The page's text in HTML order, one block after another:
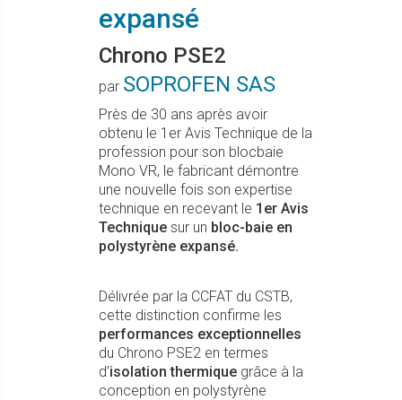
expansé
Chrono PSE2
par SOPROFEN SAS
Près de 30 ans après avoir
obtenu le 1er Avis Technique de la
profession pour son blocbaie
Mono VR, le fabricant démontre
une nouvelle fois son expertise
technique en recevant le 1er Avis
Technique sur un bloc-baie en
polystyrène expansé.
Délivrée par la CCFAT du CSTB,
cette distinction confirme les
performances exceptionnelles
du Chrono PSE2 en termes
d’isolation thermique grâce à la
conception en polystyrène